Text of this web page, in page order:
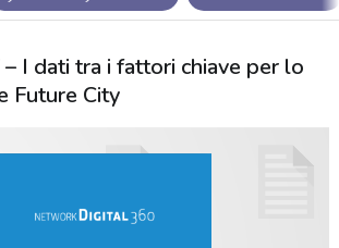
– I dati tra i fattori chiave per lo
Future City